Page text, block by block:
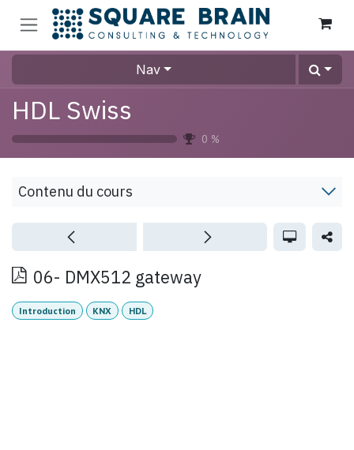
Se rendre au contenu
Nav
HDL Swiss
0 %
Contenu du cours
06- DMX512 gateway
Introduction KNX HDL